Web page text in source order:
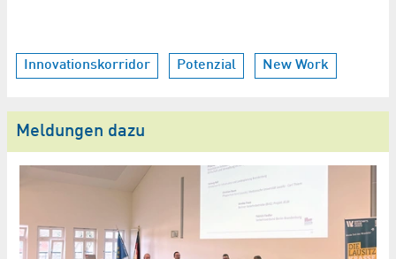
Innovationskorridor Potenzial New Work
Meldungen dazu